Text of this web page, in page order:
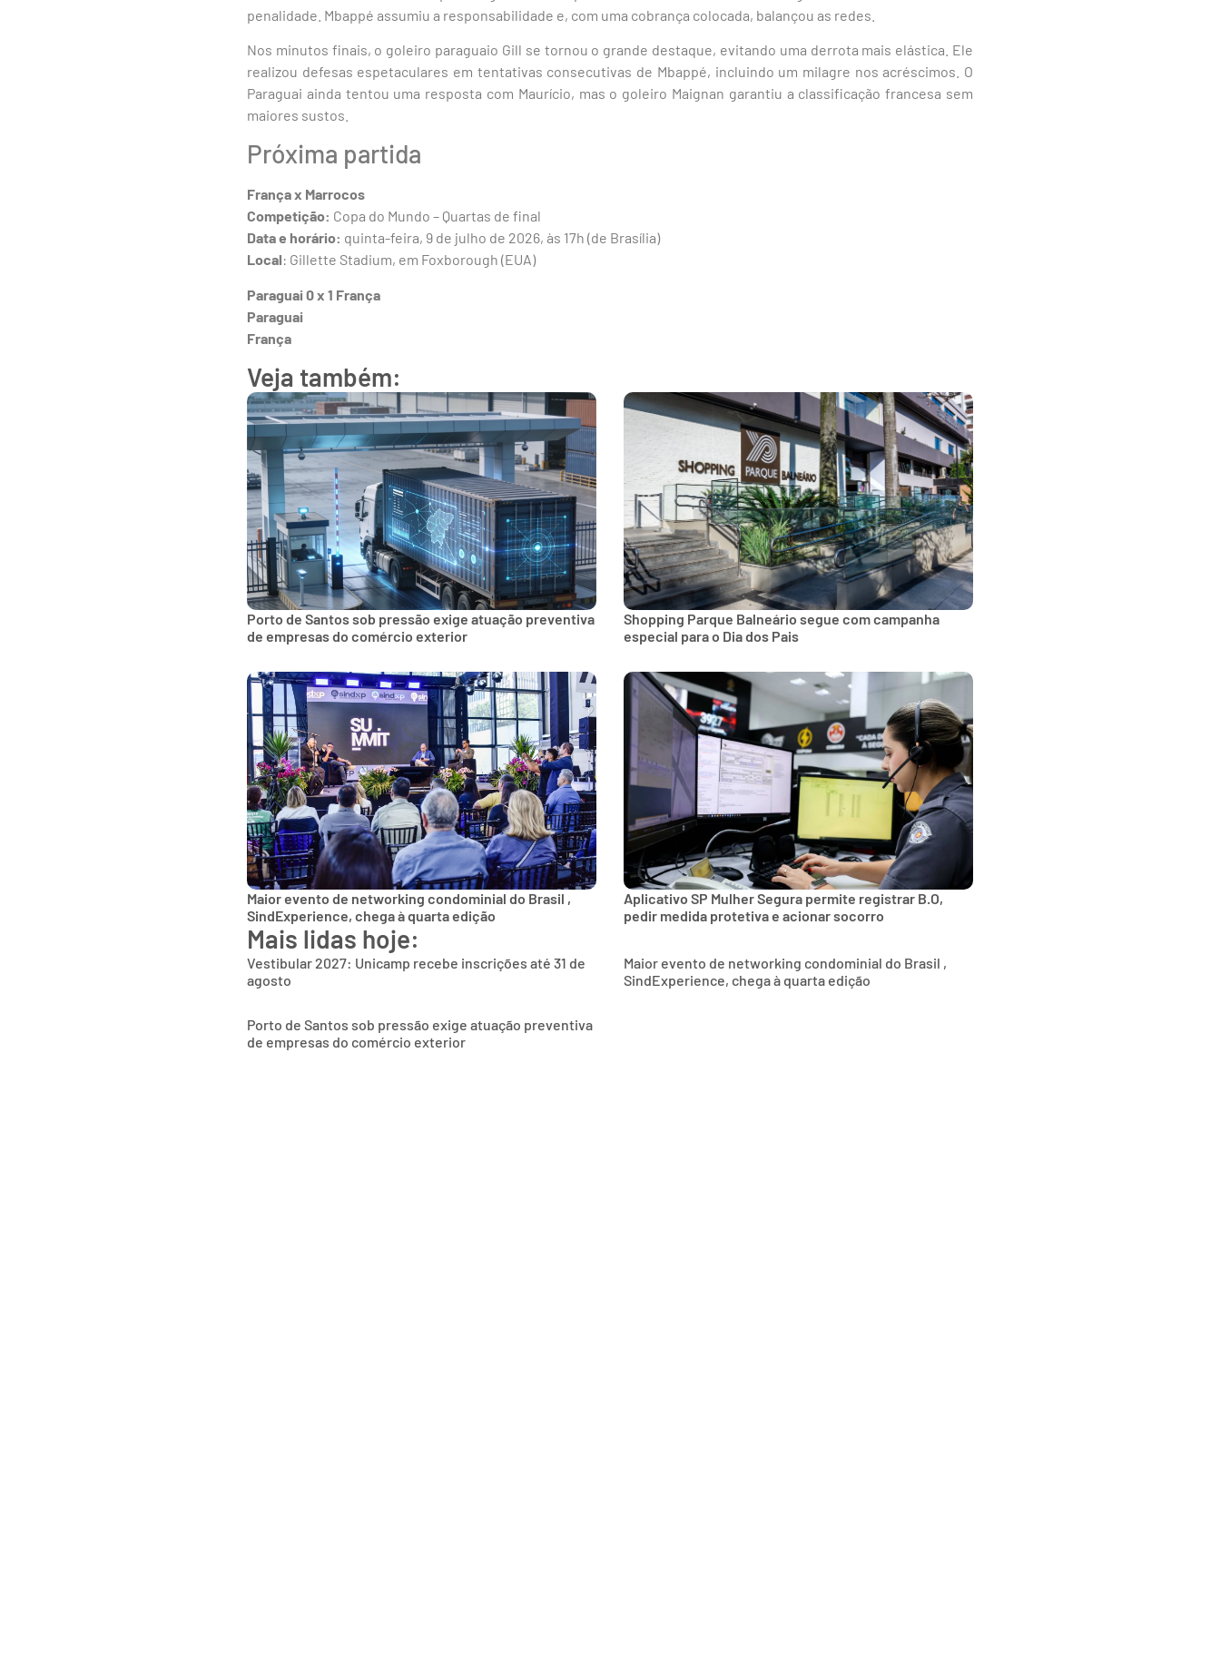
penalidade. Mbappé assumiu a responsabilidade e, com uma cobrança colocada, balançou as redes.
Nos minutos finais, o goleiro paraguaio Gill se tornou o grande destaque, evitando uma derrota mais elástica. Ele
realizou defesas espetaculares em tentativas consecutivas de Mbappé, incluindo um milagre nos acréscimos. O
Paraguai ainda tentou uma resposta com Maurício, mas o goleiro Maignan garantiu a classificação francesa sem
maiores sustos.
Próxima partida
França x Marrocos
Competição: Copa do Mundo – Quartas de final
Data e horário: quinta-feira, 9 de julho de 2026, às 17h (de Brasília)
Local: Gillette Stadium, em Foxborough (EUA)
Paraguai 0 x 1 França
Paraguai
França
Veja também:
Porto de Santos sob pressão exige atuação preventiva
de empresas do comércio exterior
Shopping Parque Balneário segue com campanha
especial para o Dia dos Pais
Maior evento de networking condominial do Brasil ,
SindExperience, chega à quarta edição
Aplicativo SP Mulher Segura permite registrar B.O,
pedir medida protetiva e acionar socorro
Mais lidas hoje:
Vestibular 2027: Unicamp recebe inscrições até 31 de
agosto
Maior evento de networking condominial do Brasil ,
SindExperience, chega à quarta edição
Porto de Santos sob pressão exige atuação preventiva
de empresas do comércio exterior